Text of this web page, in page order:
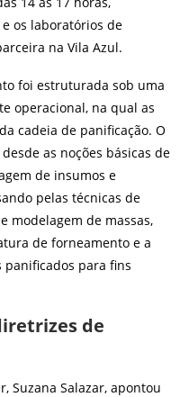
os laboratórios de
na Vila Azul.
foi estruturada sob uma
operacional, na qual as
cadeia de panificação. O
as noções básicas de
de insumos e
pelas técnicas de
modelagem de massas,
de forneamento e a
para fins
de
Suzana Salazar, apontou